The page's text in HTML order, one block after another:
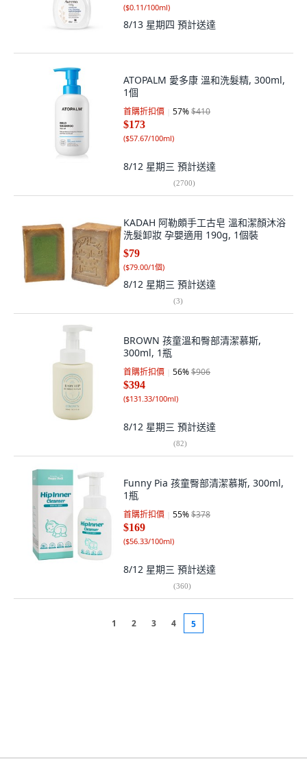
($0.11/100ml)
8/13 星期四 預計送達
ATOPALM 愛多康 溫和洗髮精, 300ml,
1個
首購折扣價 57%$410
$173
($57.67/100ml)
8/12 星期三 預計送達
(2700)
KADAH 阿勒頗手工古皂 溫和潔顏沐浴
洗髮卸妝 孕嬰適用 190g, 1個裝
$79
($79.00/1個)
8/12 星期三 預計送達
(3)
BROWN 孩童溫和臀部清潔慕斯,
300ml, 1瓶
首購折扣價 56%$906
$394
($131.33/100ml)
8/12 星期三 預計送達
(82)
Funny Pia 孩童臀部清潔慕斯, 300ml,
1瓶
首購折扣價 55%$378
$169
($56.33/100ml)
8/12 星期三 預計送達
(360)
1 2 3 4 5